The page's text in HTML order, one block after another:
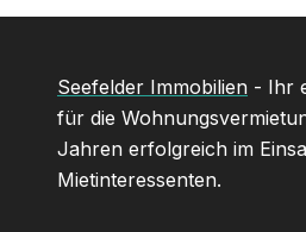
Seefelder Immobilien - Ihr
für die
Jahren erfolgreich im
Mietinteressenten.